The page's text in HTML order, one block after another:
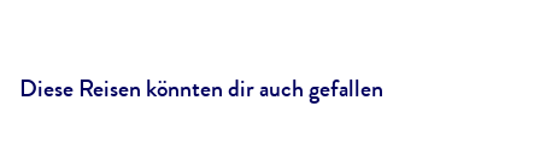
Diese Reisen könnten dir auch gefallen